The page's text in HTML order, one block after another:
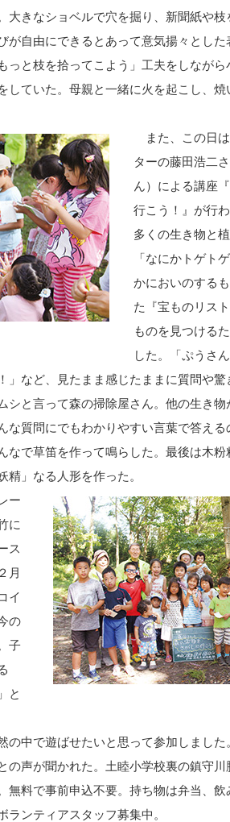
大きなショベルで穴を掘り、新聞紙や枝
が自由にできるとあって意気揚々とした
っと枝を拾ってこよう」工夫をしなが
していた。母親と一緒に火を起こし、
また、この日
ターの藤田浩二
ん）による講座
行こう！』が行
多くの生き物と
「なにかトゲト
かにおいのする
た『宝ものリス
ものを見つける
した。「ぷうさ
」など、見たまま感じたままに質問や驚
シと言って森の掃除屋さん。他の生き
な質問にでもわかりやすい言葉で答える
なで草笛を作って鳴らした。最後は木
」なる人形を作った。
ー
に
ス
月
イ
の
子
と
中で遊ばせたいと思って参加しました
の声が聞かれた。土睦小学校裏の鎮守川
無料で事前申込不要。持ち物は弁当、
ランティアスタッフ募集中。